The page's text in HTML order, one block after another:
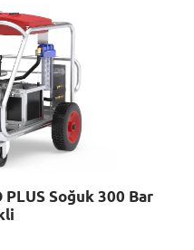
PLUS Soğuk 300 Bar